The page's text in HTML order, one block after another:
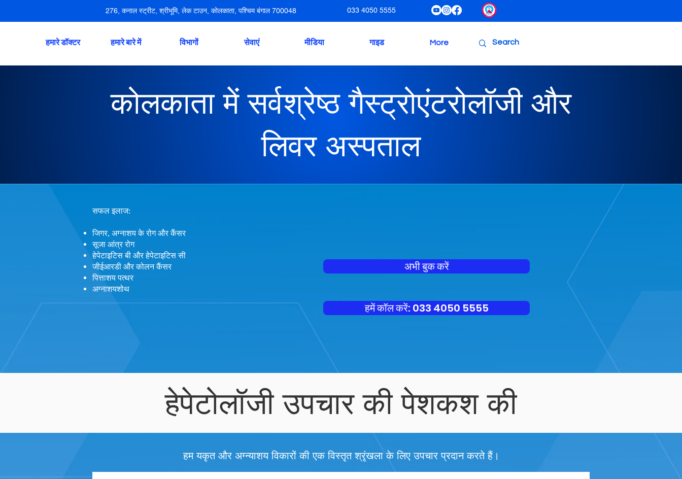
276, कनाल स्ट्रीट, श्रीभूमि, लेक टाउन, कोलकाता, पश्चिम बंगाल 700048 033 4050 5555
हमारे डॉक्टर हमारे बारे में विभागों सेवाएं मीडिया गाइड More
कोलकाता में सर्वश्रेष्ठ गैस्ट्रोएंटरोलॉजी और
लिवर अस्पताल
सफल इलाज:
जिगर, अग्नाशय के रोग और कैंसर
सूजा आंत्र रोग
हेपेटाइटिस बी और हेपेटाइटिस सी
जीईआरडी और कोलन कैंसर
पित्ताशय पत्थर
अग्नाशयशोथ
अभी बुक करें
हमें कॉल करें: 033 4050 5555
हेपेटोलॉजी उपचार की पेशकश की
हम यकृत और अग्न्याशय विकारों की एक विस्तृत श्रृंखला के लिए उपचार प्रदान करते हैं।